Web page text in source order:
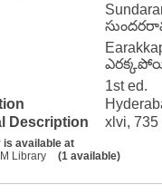
1st ed.
Description
xlvi, 735
is available at
Library
(1 available)